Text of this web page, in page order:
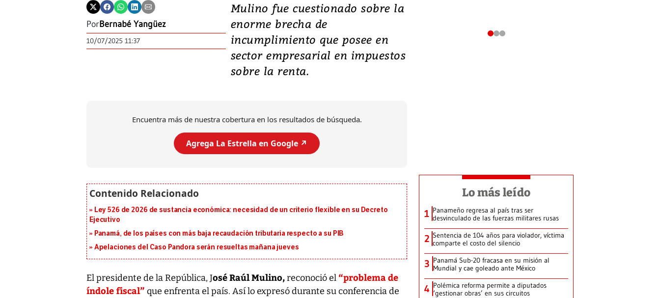
PorBernabé Yangüez
10/07/2025 11:37
Mulino fue cuestionado sobre la
enorme brecha de
incumplimiento que posee en
sector empresarial en impuestos
sobre la renta.
Encuentra más de nuestra cobertura en los resultados de búsqueda.
Agrega La Estrella en Google ↗️
Ley 526 de 2026 de sustancia económica: necesidad de un criterio flexible en su Decreto
Ejecutivo
Panamá, de los países con más baja recaudación tributaria respecto a su PIB
Apelaciones del Caso Pandora serán resueltas mañana jueves
El presidente de la República, José Raúl Mulino,reconoció el “problema de
índole fiscal” que enfrenta el país. Así lo expresó durante su conferencia de
Lo más leído
1 Panameño regresa al país tras ser
desvinculado de las fuerzas militares rusas
2 Sentencia de 104 años para violador, víctima
comparte el costo del silencio
3 Panamá Sub-20 fracasa en su misión al
Mundial y cae goleado ante México
4 Polémica reforma permite a diputados
‘gestionar obras’ en sus circuitos